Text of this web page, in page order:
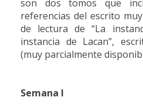
son dos tomos que
referencias del escrito
de lectura de “La
instancia de Lacan”,
(muy parcialmente
Semana I